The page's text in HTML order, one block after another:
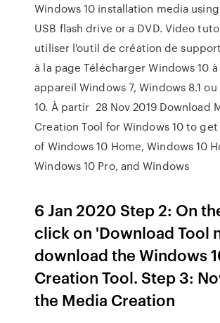
Windows 10 installation media
USB flash drive or a DVD. Video
utiliser l'outil de création de
à la page Télécharger Windows 10
appareil Windows 7, Windows 8.1
10. À partir 28 Nov 2019 Download
Creation Tool for Windows 10 to
of Windows 10 Home, Windows 10
Windows 10 Pro, and Windows
6 Jan 2020 Step 2: On
click on 'Download Tool
download the Windows
Creation Tool. Step 3:
the Media Creation